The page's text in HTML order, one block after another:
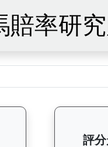
賠率研
：查看香港賽馬
評